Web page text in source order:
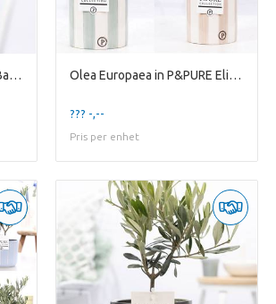
Olea Europaea in P&PURE Basket 6 Olea Europaea in P&PURE Eline ceramics ass. 2
??? -,--
Pris per enhet